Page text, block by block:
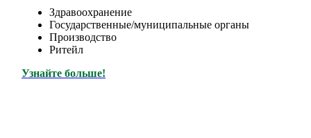
Здравоохранение
Государственные/муниципальные органы
Производство
Ритейл
Узнайте больше!